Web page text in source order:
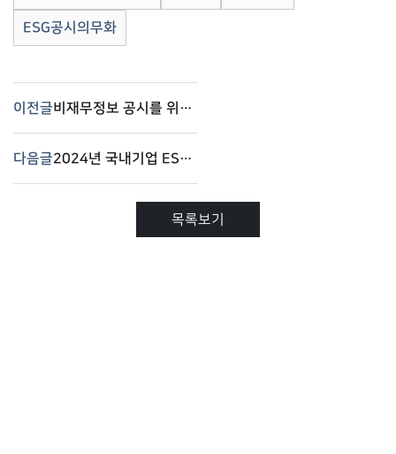
ESG공시의무화
이전글 비재무정보 공시를 위한 컴플라이언스 관리 – 컴플라이로(Complilaw)
다음글 2024년 국내기업 ESG 평가 발표 – 컴플라이로(Complilaw)
목록보기